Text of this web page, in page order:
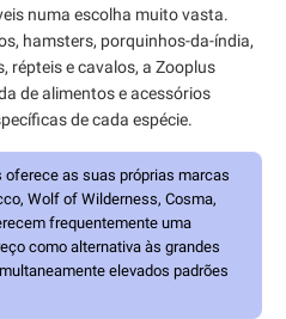
numa escolha muito vasta.
hamsters, porquinhos-da-índia,
répteis e cavalos, a Zooplus
de alimentos e acessórios
de cada espécie.
oferece as suas próprias marcas
Wolf of Wilderness, Cosma,
frequentemente uma
como alternativa às grandes
elevados padrões